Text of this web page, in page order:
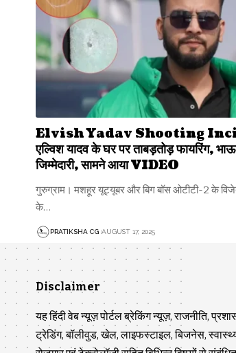
Elvish Yadav Shooting
एल्विश यादव के घर पर ताबड़तोड़ फायरिंग,
जिम्मेदारी, सामने आया VIDEO
गुरुग्राम। मशहूर यूट्यूबर और बिग बॉस ओटीटी-2 के
के…
PRATIKSHA CG AUGUST 17, 2025
Disclaimer
यह हिंदी वेब न्यूज़ पोर्टल ब्रेकिंग न्यूज़, राजनीति,
ट्रेडिंग, बॉलीवुड, खेल, लाइफस्टाइल, बिजनेस,